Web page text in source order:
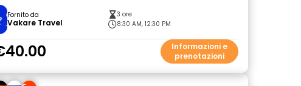
Fornito da
Vakare Travel
3 ore
8:30 AM, 12:30 PM
Informazioni e
prenotazioni